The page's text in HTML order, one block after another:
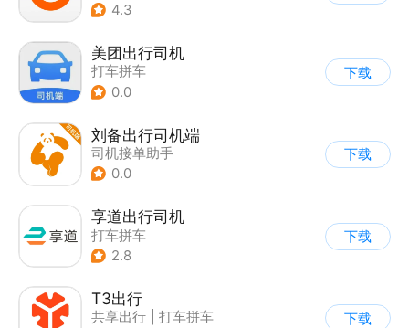
4.3
美团出行司机
打车拼车
0.0
下载
刘备出行司机端
司机接单助手
0.0
下载
享道出行司机
打车拼车
2.8
下载
T3出行
共享出行
打车拼车
下载